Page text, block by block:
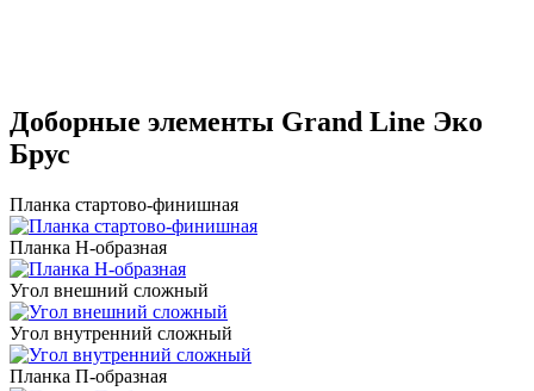
Доборные элементы Grand Line Эко
Брус
Планка стартово-финишная
Планка Н-образная
Угол внешний сложный
Угол внутренний сложный
Планка П-образная